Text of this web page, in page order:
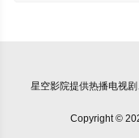
星空影院提供热播电视
Copyright ©